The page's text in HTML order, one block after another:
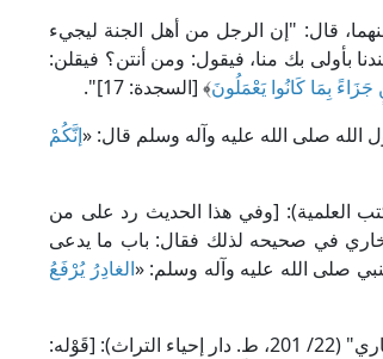
قال: "إن الرجل من أهل الجنة ليجيء
بأولى بك منا، فيقول: ومن أنتن؟ فيقلن:
بِمَا كَانُوا يَعْمَلُونَ﴾ [السجدة: 17]".
الله صلى الله عليه وآله وسلم قال: «إنَّكُمْ
"تهذيب سنن أبي داود" (13/ 198، ط. دار الكتب العلمية): [وفي هذا الحديث رد على من
في صحيحه لذلك فقال: باب ما يدعى
صلى الله عليه وآله وسلم: «الغادِرُ يُرْفَعُ
وقال الإمام بدر الدين العيني الحنفي في "عمدة القاري شرح صحيح البخاري" (22/ 201، ط. دار إحياء التراث): [قَوْله: